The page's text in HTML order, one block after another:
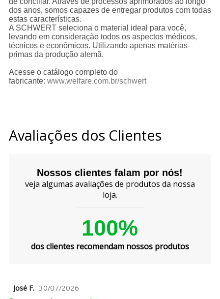
dos anos, somos capazes de entregar produtos com todas
estas características.
A SCHWERT seleciona o material ideal para você,
levando em consideração todos os aspectos médicos,
técnicos e econômicos. Utilizando apenas matérias-
primas da produção alemã.
Acesse o catálogo completo do
fabricante: www.welfare.com.br/schwert
Avaliações dos Clientes
Nossos clientes falam por nós!
veja algumas avaliações de produtos da nossa
loja.
100%
dos clientes recomendam nossos produtos
José F. 30/07/2026